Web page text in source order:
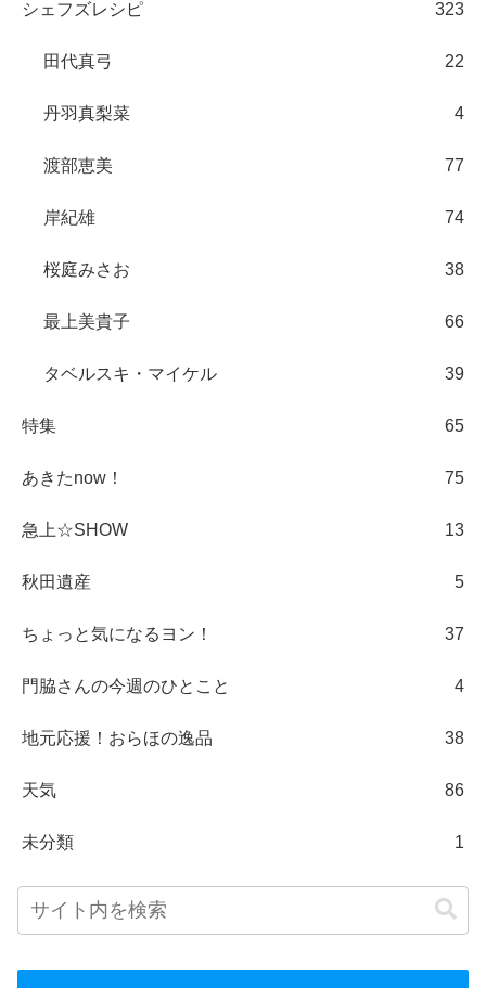
シェフズレシピ 323
田代真弓 22
丹羽真梨菜 4
渡部恵美 77
岸紀雄 74
桜庭みさお 38
最上美貴子 66
タベルスキ・マイケル 39
特集 65
あきたnow！ 75
急上☆SHOW 13
秋田遺産 5
ちょっと気になるヨン！ 37
門脇さんの今週のひとこと 4
地元応援！おらほの逸品 38
天気 86
未分類 1